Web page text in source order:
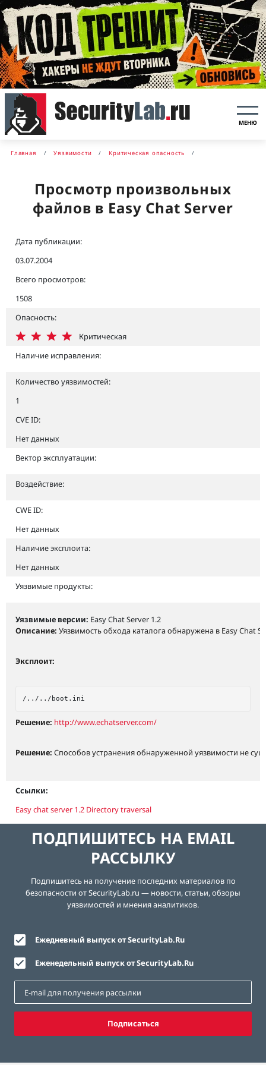
МЕНЮ
Главная Уязвимости Критическая опасность
Просмотр произвольных
файлов в Easy Chat Server
Дата публикации:
03.07.2004
Всего просмотров:
1508
Опасность:
Критическая
Наличие исправления:
Количество уязвимостей:
1
CVE ID:
Нет данных
Вектор эксплуатации:
Воздействие:
CWE ID:
Нет данных
Наличие эксплоита:
Нет данных
Уязвимые продукты:
Уязвимые версии: Easy Chat Server 1.2
Описание: Уязвимость обхода каталога обнаружена в Easy
Эксплоит:
Решение: http://www.echatserver.com/
Решение: Способов устранения обнаруженной уязвимости не
Ссылки:
Easy chat server 1.2 Directory traversal
ПОДПИШИТЕСЬ НА EMAIL
РАССЫЛКУ
Подпишитесь на получение последних материалов по
безопасности от SecurityLab.ru — новости, статьи, обзоры
уязвимостей и мнения аналитиков.
Ежедневный выпуск от SecurityLab.Ru
Еженедельный выпуск от SecurityLab.Ru
Подписаться